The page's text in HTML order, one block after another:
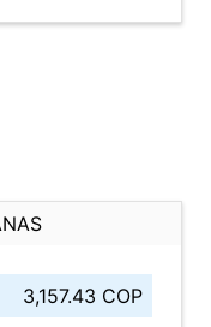
3,157.43 COP